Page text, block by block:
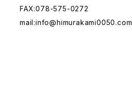
FAX:078-575-0272
mail:info@himurakami0050.com